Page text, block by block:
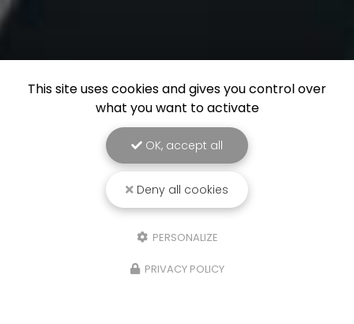
This site uses cookies and gives you control over
what you want to activate
OK, accept all
Deny all cookies
PERSONALIZE
PRIVACY POLICY